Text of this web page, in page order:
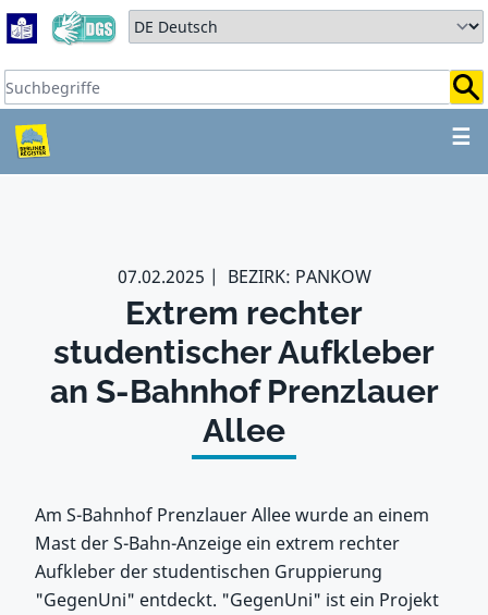
Zum Hauptbereich springen
Zum Hauptmenü springen
Sprache auswählen:
Suchbegriffe:
☰
ZUM HAUPTBEREICH
07.02.2025 BEZIRK: PANKOW
Extrem rechter
studentischer Aufkleber
an S-Bahnhof Prenzlauer
Allee
Am S-Bahnhof Prenzlauer Allee wurde an einem
Mast der S-Bahn-Anzeige ein extrem rechter
Aufkleber der studentischen Gruppierung
"GegenUni" entdeckt. "GegenUni" ist ein Projekt